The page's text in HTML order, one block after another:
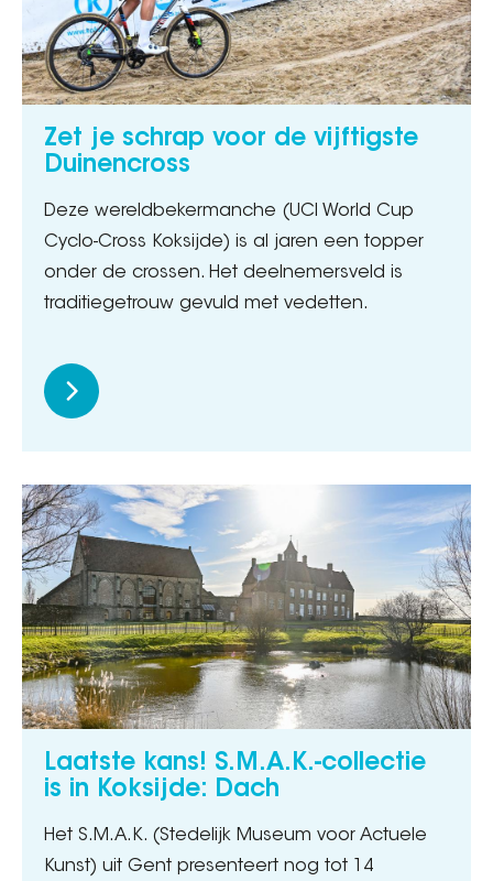
Zet je schrap voor de vijftigste
Duinencross
Deze wereldbekermanche (UCI World Cup
Cyclo-Cross Koksijde) is al jaren een topper
onder de crossen. Het deelnemersveld is
traditiegetrouw gevuld met vedetten.
Laatste kans! S.M.A.K.-collectie
is in Koksijde: Dach
Het S.M.A.K. (Stedelijk Museum voor Actuele
Kunst) uit Gent presenteert nog tot 14